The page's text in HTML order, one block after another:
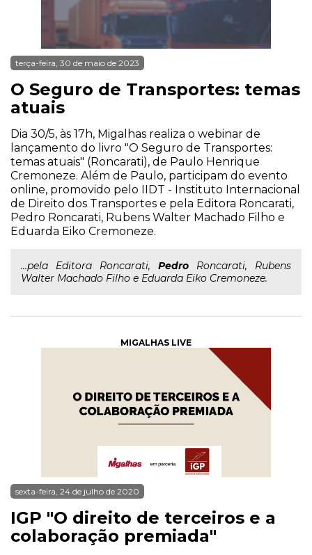
terça-feira, 30 de maio de 2023
O Seguro de Transportes: temas
atuais
Dia 30/5, às 17h, Migalhas realiza o webinar de
lançamento do livro "O Seguro de Transportes:
temas atuais" (Roncarati), de Paulo Henrique
Cremoneze. Além de Paulo, participam do evento
online, promovido pelo IIDT - Instituto Internacional
de Direito dos Transportes e pela Editora Roncarati,
Pedro Roncarati, Rubens Walter Machado Filho e
Eduarda Eiko Cremoneze.
...pela Editora Roncarati, Pedro Roncarati, Rubens
Walter Machado Filho e Eduarda Eiko Cremoneze.
MIGALHAS LIVE
sexta-feira, 24 de julho de 2020
IGP "O direito de terceiros e a
colaboração premiada"